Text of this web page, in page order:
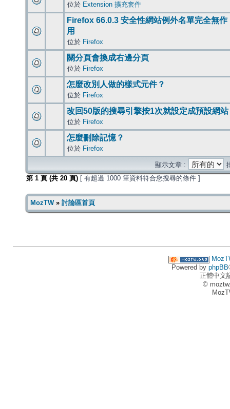
位於 Extension 擴充套件
Firefox 66.0.3 安全性網站例外名單完全無作
用
位於 Firefox
關分頁會換成右邊分頁
位於 Firefox
怎麼改別人做的樣式元件？
位於 Firefox
改回50版的搜尋引擎按1次就設定成預設網站
位於 Firefox
怎麼刪除記憶？
位於 Firefox
顯示文章 :
第 1 頁 (共 20 頁) [ 有超過 1000 筆資料符合您搜尋的條件 ]
MozTW» 討論區首頁
Powered by phpBB
正體中文
©